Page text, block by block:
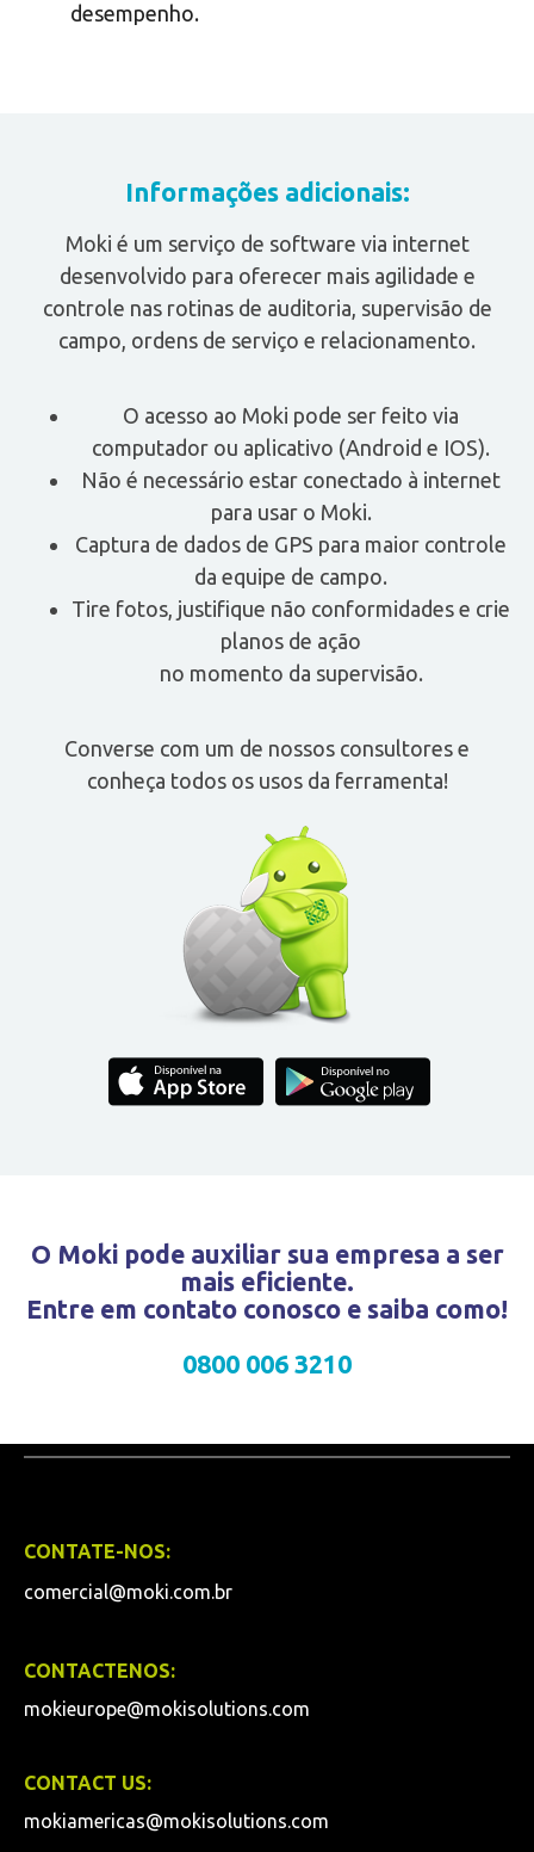
desempenho.
Informações adicionais:
Moki é um serviço de software via internet
desenvolvido para oferecer mais agilidade e
controle nas rotinas de auditoria, supervisão de
campo, ordens de serviço e relacionamento.
O acesso ao Moki pode ser feito via
computador ou aplicativo (Android e IOS).
Não é necessário estar conectado à internet
para usar o Moki.
Captura de dados de GPS para maior controle
da equipe de campo.
Tire fotos, justifique não conformidades e crie
planos de ação
no momento da supervisão.
Converse com um de nossos consultores e
conheça todos os usos da ferramenta!
O Moki pode auxiliar sua empresa a ser
mais eficiente.
Entre em contato conosco e saiba como!
0800 006 3210
CONTATE-NOS:
comercial@moki.com.br
CONTACTENOS:
mokieurope@mokisolutions.com
CONTACT US:
mokiamericas@mokisolutions.com